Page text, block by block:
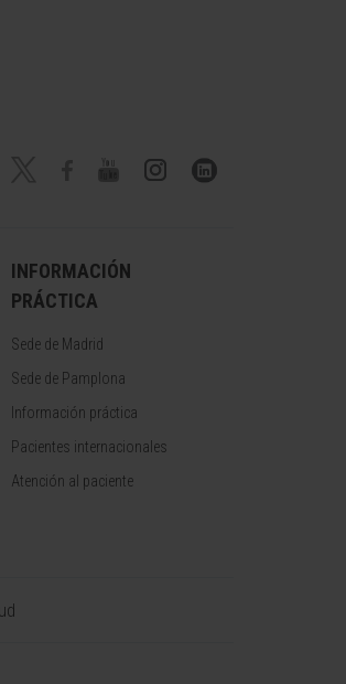
INFORMACIÓN
PRÁCTICA
Sede de Madrid
Sede de Pamplona
Información práctica
Pacientes internacionales
Atención al paciente